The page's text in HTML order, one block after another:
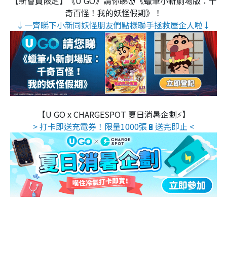
奇百怪！我的妖怪假期》！
↓一齊睇下小新同妖怪朋友們點樣聯手拯救屋企人啦↓
【U GO x CHARGESPOT 夏日消暑企劃⚡】
> 打卡即送充電券！限量1000張🔋送完即止 <